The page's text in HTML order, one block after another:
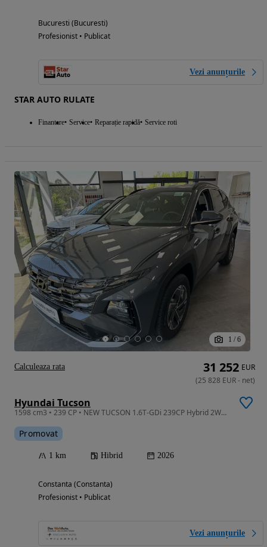
Bucuresti (Bucuresti)
Profesionist • Publicat
Vezi anunțurile
STAR AUTO RULATE
Finantare Service Reparație rapidă Service roti
1 / 6
Hyundai Tucson
1598 cm3 • 239 CP • NEW TUCSON 1.6T-GDi 239CP Hybrid 2WD 6AT Style
Promovat
1 km Hibrid 2026
Constanta (Constanta)
Profesionist • Publicat
Vezi anunțurile
31 252 EUR
(25 828 EUR- net)
Calculeaza rata